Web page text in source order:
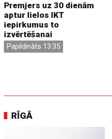
Premjers uz 30 dienām
aptur lielos IKT
iepirkumus to
izvērtēšanai
Papildināts 13:35
RĪGĀ